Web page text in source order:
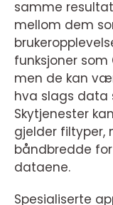
samme
mellom dem
funksjoner
men de kan
hva slags data
Skytjenester
gjelder filtyper,
båndbredde
dataene.
Spesialiserte